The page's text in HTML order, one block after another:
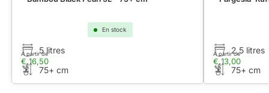
En stock
€16,50
À partir de5 litres
75+ cm
€13,00
À partir de2,5 litres
75+ cm